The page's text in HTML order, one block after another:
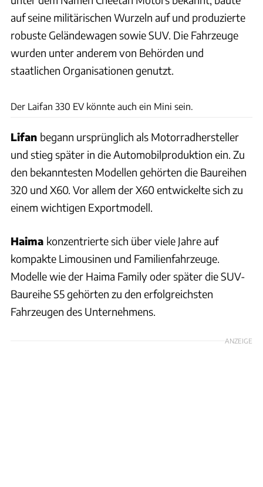
auf seine militärischen Wurzeln auf und produzierte
robuste Geländewagen sowie SUV. Die Fahrzeuge
wurden unter anderem von Behörden und
staatlichen Organisationen genutzt.
Der Laifan 330 EV könnte auch ein Mini sein.
Lifan begann ursprünglich als Motorradhersteller
und stieg später in die Automobilproduktion ein. Zu
den bekanntesten Modellen gehörten die Baureihen
320 und X60. Vor allem der X60 entwickelte sich zu
einem wichtigen Exportmodell.
Haima konzentrierte sich über viele Jahre auf
kompakte Limousinen und Familienfahrzeuge.
Modelle wie der Haima Family oder später die SUV-
Baureihe S5 gehörten zu den erfolgreichsten
Fahrzeugen des Unternehmens.
ANZEIGE